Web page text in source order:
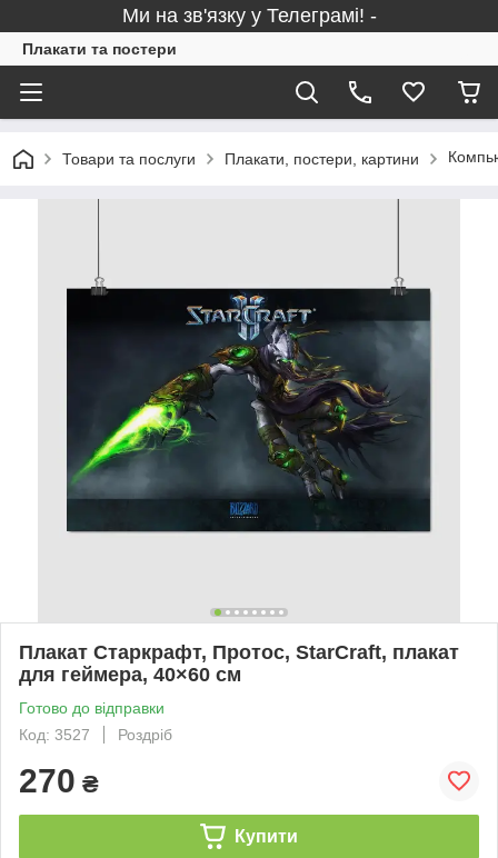
Ми на зв'язку у Телеграмі! -
Плакати та постери
Товари та послуги Плакати, постери, картини
Плакат Старкрафт, Протос, StarCraft, плакат
для геймера, 40×60 см
Готово до відправки
Код: 3527
Роздріб
270 ₴
Купити